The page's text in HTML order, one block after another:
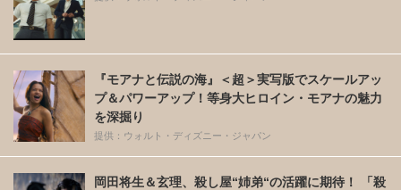
『モアナと伝説の海』＜超＞実写版でスケールアッ
プ＆パワーアップ！等身大ヒロイン・モアナの魅力
を深掘り
提供：ウォルト・ディズニー・ジャパン
岡田将生＆玄理、殺し屋“姉弟“の活躍に期待！ 「殺